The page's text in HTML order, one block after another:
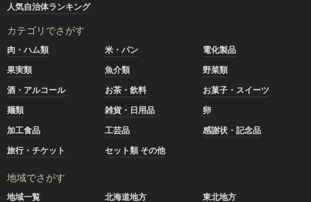
人気自治体ランキング
カテゴリでさがす
肉・ハム類 米・パン
電化製品
果実類
魚介類
野菜類
酒・アルコール
お茶・飲料
お菓子・スイーツ
麺類
雑貨・日用品
卵
加工食品
工芸品
感謝状・記念品
旅行・チケット
セット類 その他
地域でさがす
地域一覧 北海道地方
東北地方